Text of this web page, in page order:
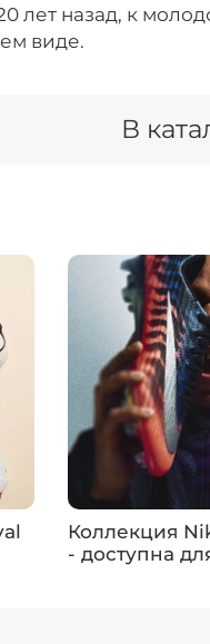
лет назад, к
виде.
В
Коллекция
- доступна